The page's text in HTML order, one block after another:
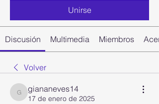
Unirse
Discusión Multimedia Miembros
Volver
giananeves14
giananeves14
17 de enero de 2025